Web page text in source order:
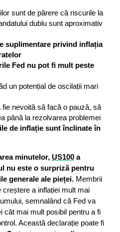
sunt de părere că riscurile la
dublu sunt aproximativ
suplimentare privind inflația
Fed nu pot fi mult peste
un potențial de oscilații mari
nevoită să facă o pauză, să
până la rezolvarea problemei
de inflație sunt înclinate în
minutelor, US100 a
nu este o surpriză pentru
generale ale pieței. Membrii
creștere a inflației mult mai
semnalând că Fed va
cât mai mult posibil pentru a fi
Această declarație poate fi